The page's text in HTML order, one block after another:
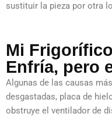
sustituir la pieza por otra
Mi
Enfría, pero
Algunas de las causas
desgastadas, placa de
obstruye el ventilador de